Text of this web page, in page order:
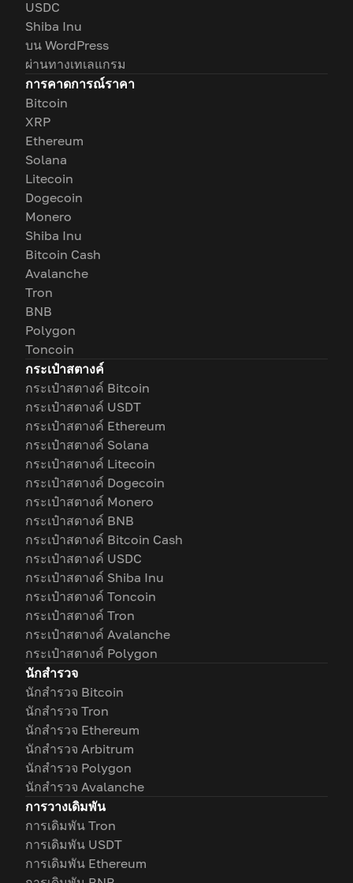
USDC
Shiba Inu
บน WordPress
ผ่านทางเทเลแกรม
การคาดการณ์ราคา
Bitcoin
XRP
Ethereum
Solana
Litecoin
Dogecoin
Monero
Shiba Inu
Bitcoin Cash
Avalanche
Tron
BNB
Polygon
Toncoin
กระเป๋าสตางค์
กระเป๋าสตางค์ Bitcoin
กระเป๋าสตางค์ USDT
กระเป๋าสตางค์ Ethereum
กระเป๋าสตางค์ Solana
กระเป๋าสตางค์ Litecoin
กระเป๋าสตางค์ Dogecoin
กระเป๋าสตางค์ Monero
กระเป๋าสตางค์ BNB
กระเป๋าสตางค์ Bitcoin Cash
กระเป๋าสตางค์ USDC
กระเป๋าสตางค์ Shiba Inu
กระเป๋าสตางค์ Toncoin
กระเป๋าสตางค์ Tron
กระเป๋าสตางค์ Avalanche
กระเป๋าสตางค์ Polygon
นักสำรวจ
นักสำรวจ Bitcoin
นักสำรวจ Tron
นักสำรวจ Ethereum
นักสำรวจ Arbitrum
นักสำรวจ Polygon
นักสำรวจ Avalanche
การวางเดิมพัน
การเดิมพัน Tron
การเดิมพัน USDT
การเดิมพัน Ethereum